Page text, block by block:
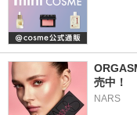
売中！
NARS